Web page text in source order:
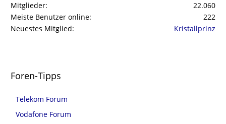
Mitglieder
22.060
Meiste Benutzer online
222
Neuestes Mitglied
Kristallprinz
Foren-Tipps
Telekom Forum
Vodafone Forum